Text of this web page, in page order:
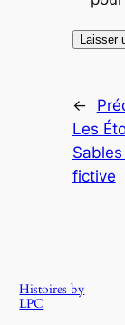
←
Les
fictive
Histoires by
LPC